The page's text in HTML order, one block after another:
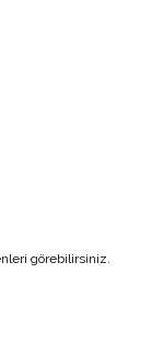
görebilirsiniz.